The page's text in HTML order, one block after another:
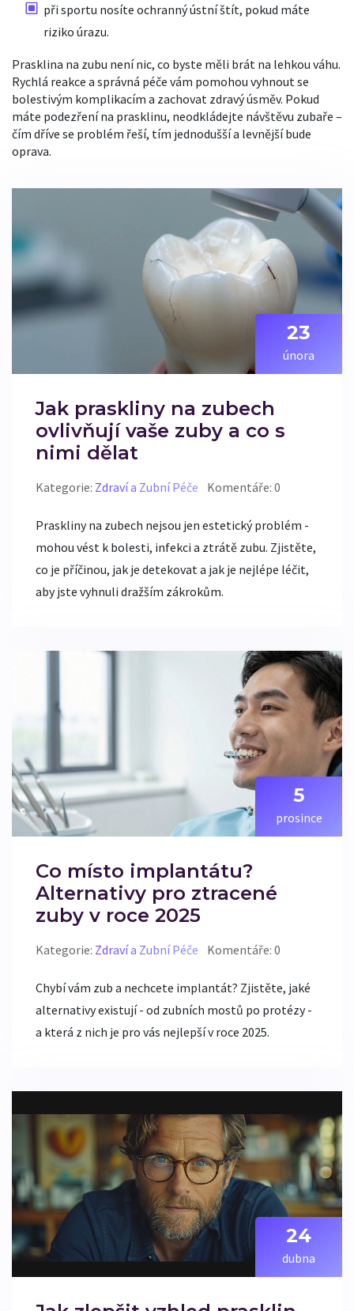
při sportu nosíte ochranný ústní štít, pokud máte
riziko úrazu.
Prasklina na zubu není nic, co byste měli brát na lehkou váhu.
Rychlá reakce a správná péče vám pomohou vyhnout se
bolestivým komplikacím a zachovat zdravý úsměv. Pokud
máte podezření na prasklinu, neodkládejte návštěvu zubaře –
čím dříve se problém řeší, tím jednodušší a levnější bude
oprava.
23
února
Jak praskliny na zubech
ovlivňují vaše zuby a co s
nimi dělat
Kategorie: Zdraví a Zubní Péče Komentáře: 0
Praskliny na zubech nejsou jen estetický problém -
mohou vést k bolesti, infekci a ztrátě zubu. Zjistěte,
co je příčinou, jak je detekovat a jak je nejlépe léčit,
aby jste vyhnuli dražším zákrokům.
5
prosince
Co místo implantátu?
Alternativy pro ztracené
zuby v roce 2025
Kategorie: Zdraví a Zubní Péče Komentáře: 0
Chybí vám zub a nechcete implantát? Zjistěte, jaké
alternativy existují - od zubních mostů po protézy -
a která z nich je pro vás nejlepší v roce 2025.
24
dubna